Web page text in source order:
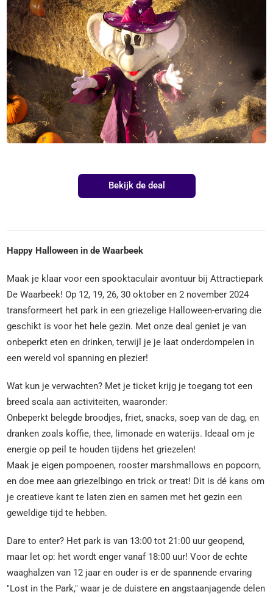
Bekijk de deal
Happy Halloween in de Waarbeek
Maak je klaar voor een spooktaculair avontuur bij Attractiepark
De Waarbeek! Op 12, 19, 26, 30 oktober en 2 november 2024
transformeert het park in een griezelige Halloween-ervaring die
geschikt is voor het hele gezin. Met onze deal geniet je van
onbeperkt eten en drinken, terwijl je je laat onderdompelen in
een wereld vol spanning en plezier!
Wat kun je verwachten? Met je ticket krijg je toegang tot een
breed scala aan activiteiten, waaronder:
Onbeperkt belegde broodjes, friet, snacks, soep van de dag, en
dranken zoals koffie, thee, limonade en waterijs. Ideaal om je
energie op peil te houden tijdens het griezelen!
Maak je eigen pompoenen, rooster marshmallows en popcorn,
en doe mee aan griezelbingo en trick or treat! Dit is dé kans om
je creatieve kant te laten zien en samen met het gezin een
geweldige tijd te hebben.
Dare to enter? Het park is van 13:00 tot 21:00 uur geopend,
maar let op: het wordt enger vanaf 18:00 uur! Voor de echte
waaghalzen van 12 jaar en ouder is er de spannende ervaring
"Lost in the Park," waar je de duistere en angstaanjagende delen